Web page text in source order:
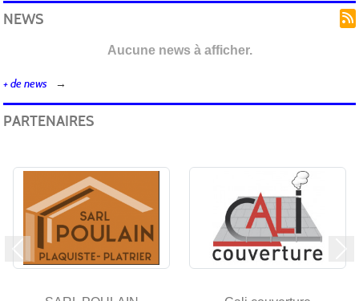
NEWS
Aucune news à afficher.
+ de news
PARTENAIRES
Précedent